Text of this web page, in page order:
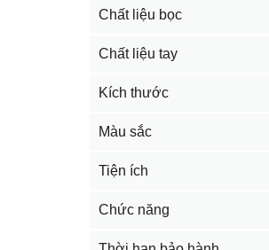
Chất liệu bọc
Chất liệu tay
Kích thước
Màu sắc
Tiện ích
Chức năng